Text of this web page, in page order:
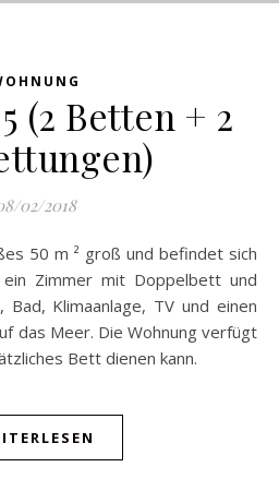
(2 Betten + 2
02/2018
Zimmer mit Doppelbett und
Bad, Klimaanlage, TV und einen
das Meer. Die Wohnung verfügt
Bett dienen kann.